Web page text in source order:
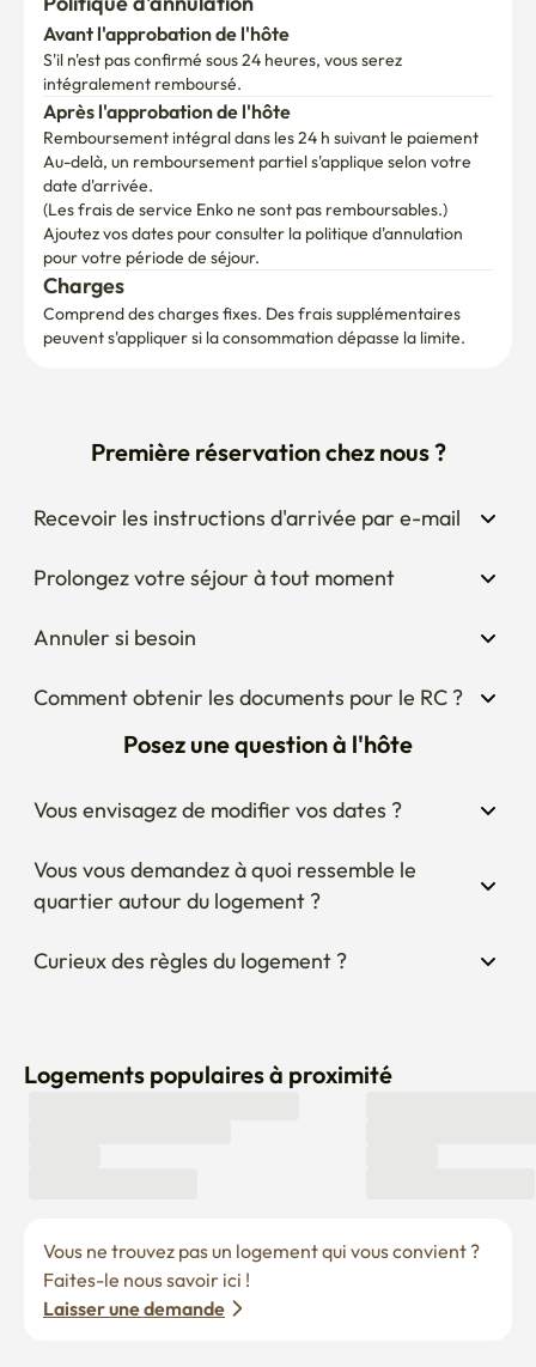
Avant l'approbation de l'hôte
S'il n'est pas confirmé sous 24 heures, vous serez
intégralement remboursé.
Après l'approbation de l'hôte
Remboursement intégral dans les 24 h suivant le paiement
Au-delà, un remboursement partiel s'applique selon votre
date d'arrivée.
(Les frais de service Enko ne sont pas remboursables.)
Ajoutez vos dates pour consulter la politique d'annulation
pour votre période de séjour.
Charges
Comprend des charges fixes. Des frais supplémentaires
peuvent s'appliquer si la consommation dépasse la limite.
Première réservation chez nous ?
Recevoir les instructions d'arrivée par e-mail
Prolongez votre séjour à tout moment
Annuler si besoin
Comment obtenir les documents pour le RC ?
Posez une question à l'hôte
Vous envisagez de modifier vos dates ?
Vous vous demandez à quoi ressemble le
quartier autour du logement ?
Curieux des règles du logement ?
Logements populaires à proximité
Vous ne trouvez pas un logement qui vous convient ?
Faites-le nous savoir ici !
Laisser une demande